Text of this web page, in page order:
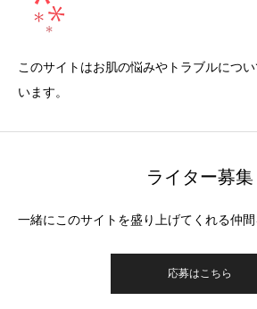
このサイトはお肌の悩みやトラブルにつ
います。
ライター募集
一緒にこのサイトを盛り上げてくれる仲間
応募はこちら